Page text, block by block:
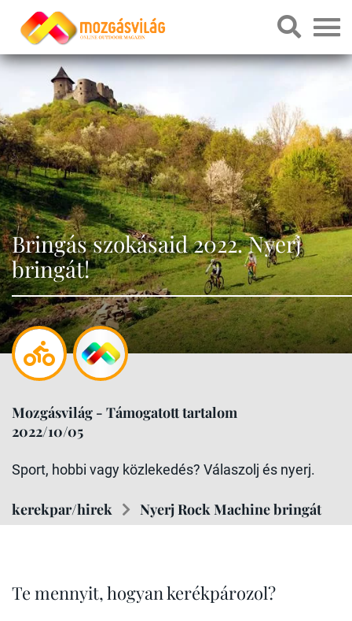
Bringás szokásaid 2022. Nyerj
bringát!
Mozgásvilág - Támogatott tartalom
2022/10/05
Sport, hobbi vagy közlekedés? Válaszolj és nyerj.
kerekpar/hirek Nyerj Rock Machine bringát
Te mennyit, hogyan kerékpározol?